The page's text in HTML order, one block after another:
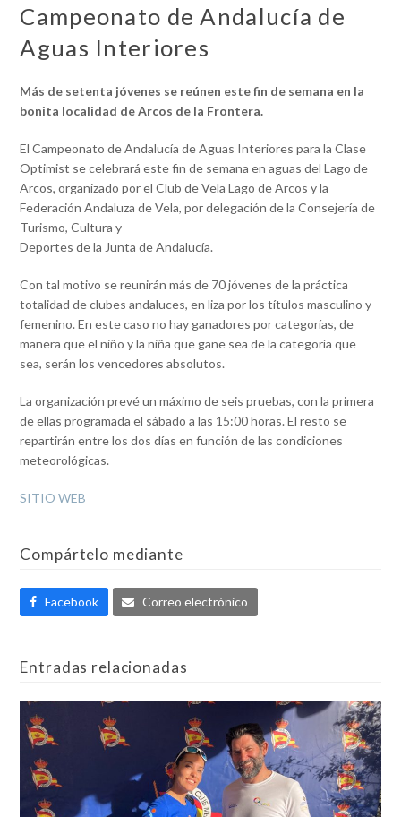
Campeonato de Andalucía de
Aguas Interiores
Más de setenta jóvenes se reúnen este fin de semana en la
bonita localidad de Arcos de la Frontera.
El Campeonato de Andalucía de Aguas Interiores para la Clase
Optimist se celebrará este fin de semana en aguas del Lago de
Arcos, organizado por el Club de Vela Lago de Arcos y la
Federación Andaluza de Vela, por delegación de la Consejería de
Turismo, Cultura y
Deportes de la Junta de Andalucía.
Con tal motivo se reunirán más de 70 jóvenes de la práctica
totalidad de clubes andaluces, en liza por los títulos masculino y
femenino. En este caso no hay ganadores por categorías, de
manera que el niño y la niña que gane sea de la categoría que
sea, serán los vencedores absolutos.
La organización prevé un máximo de seis pruebas, con la primera
de ellas programada el sábado a las 15:00 horas. El resto se
repartirán entre los dos días en función de las condiciones
meteorológicas.
SITIO WEB
Compártelo mediante
Facebook Correo electrónico
Entradas relacionadas